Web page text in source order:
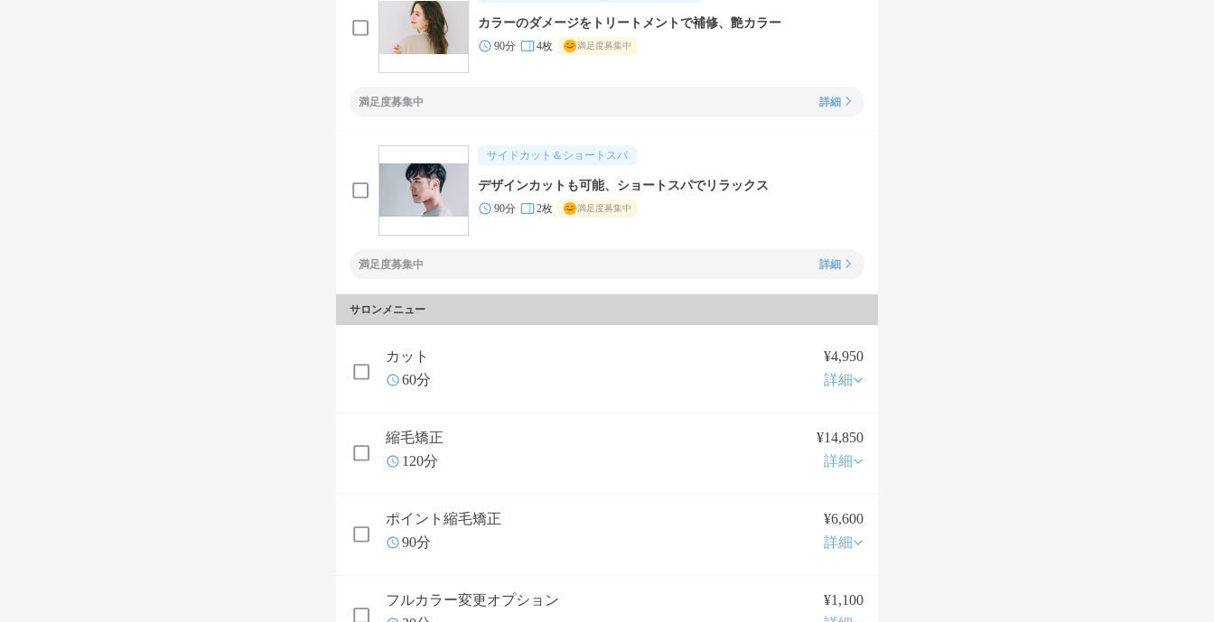
カラーのダメージをトリートメントで補修、艶カラー
90分 4枚 満足度募集中
満足度募集中 詳細
サイドカット＆ショートスパ
デザインカットも可能、ショートスパでリラックス
90分 2枚 満足度募集中
満足度募集中 詳細
サロンメニュー
カット
¥4,950
60分
詳細
縮毛矯正
¥14,850
120分
詳細
ポイント縮毛矯正
¥6,600
90分
詳細
フルカラー変更オプション
¥1,100